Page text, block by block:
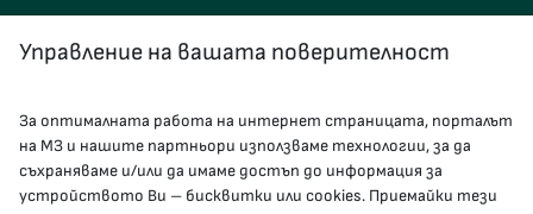
КОНТАКТИ
гр.София, 1000, пл. „Света Неделя“ №5
Управление на вашата поверителност
За оптималната работа на интернет страницата, порталът
на МЗ и нашите партньори използваме технологии, за да
съхраняваме и/или да имаме достъп до информация за
устройството Ви – бисквитки или cookies. Приемайки тези